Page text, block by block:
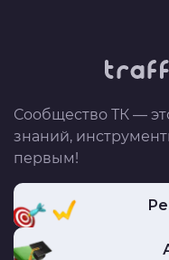
Сообщество ТК —
знаний,
первым!